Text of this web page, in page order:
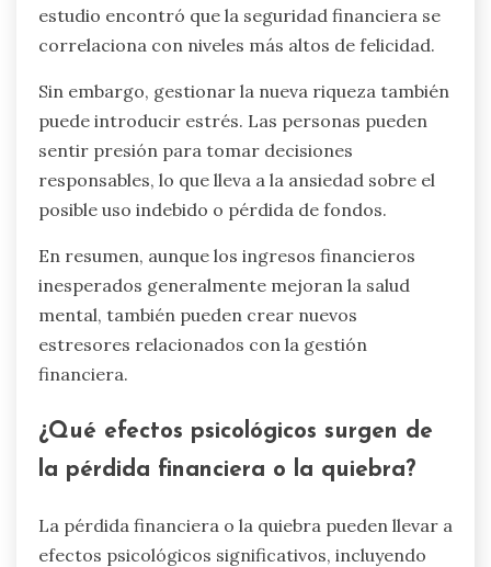
estudio encontró que la seguridad financiera se
correlaciona con niveles más altos de felicidad.
Sin embargo, gestionar la nueva riqueza también
puede introducir estrés. Las personas pueden
sentir presión para tomar decisiones
responsables, lo que lleva a la ansiedad sobre el
posible uso indebido o pérdida de fondos.
En resumen, aunque los ingresos financieros
inesperados generalmente mejoran la salud
mental, también pueden crear nuevos
estresores relacionados con la gestión
financiera.
¿Qué efectos psicológicos surgen de
la pérdida financiera o la quiebra?
La pérdida financiera o la quiebra pueden llevar a
efectos psicológicos significativos, incluyendo